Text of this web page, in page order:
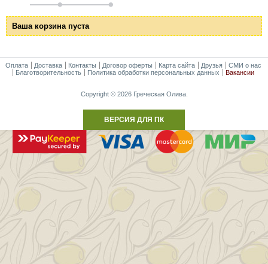
Ваша корзина пуста
Оплата Доставка Контакты Договор оферты Карта сайта Друзья
СМИ о нас
Благотворительность
Политика обработки персональных данных Вакансии
Copyright © 2026 Греческая Олива.
ВЕРСИЯ ДЛЯ ПК